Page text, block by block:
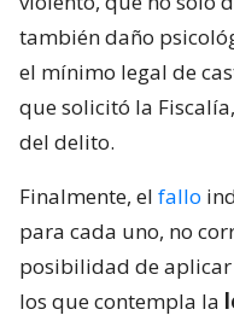
también daño
el mínimo legal de
que solicitó la
del delito.
Finalmente, el fallo
para cada uno, no
posibilidad de
los que contempla la